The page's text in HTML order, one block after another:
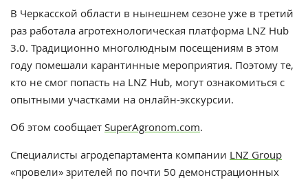
В Черкасской области в нынешнем сезоне уже в третий
раз работала агротехнологическая платформа LNZ Hub
3.0. Традиционно многолюдным посещениям в этом
году помешали карантинные мероприятия. Поэтому те,
кто не смог попасть на LNZ Hub, могут ознакомиться с
опытными участками на онлайн-экскурсии.
Об этом сообщает SuperAgronom.com.
Специалисты агродепартамента компании LNZ Group
«провели» зрителей по почти 50 демонстрационных